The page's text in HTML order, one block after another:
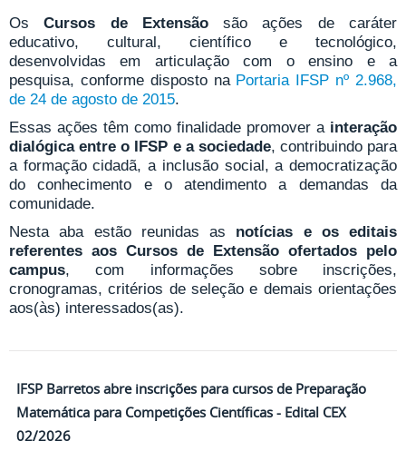
OsCursos de Extensãosão ações de caráter
educativo, cultural, científico e tecnológico,
desenvolvidas em articulação com o ensino e a
pesquisa, conforme disposto na Portaria IFSP nº 2.968,
de 24 de agosto de 2015.
Essas ações têm como finalidade promover a interação
dialógica entre o IFSP e a sociedade, contribuindo para
a formação cidadã, a inclusão social, a democratização
do conhecimento e o atendimento a demandas da
comunidade.
Nesta aba estão reunidas as notícias e os editais
referentes aos Cursos de Extensão ofertados pelo
campus, com informações sobre inscrições,
cronogramas, critérios de seleção e demais orientações
aos(às) interessados(as).
IFSP Barretos abre inscrições para cursos de Preparação
Matemática para Competições Científicas - Edital CEX
02/2026